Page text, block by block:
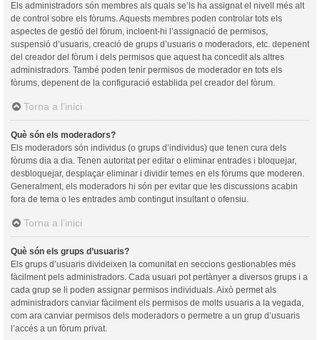
Els administradors són membres als quals se’ls ha assignat el nivell més alt
de control sobre els fòrums. Aquests membres poden controlar tots els
aspectes de gestió del fòrum, incloent-hi l’assignació de permisos,
suspensió d’usuaris, creació de grups d’usuaris o moderadors, etc. depenent
del creador del fòrum i dels permisos que aquest ha concedit als altres
administradors. També poden tenir permisos de moderador en tots els
fòrums, depenent de la configuració establida pel creador del fòrum.
Torna a l’inici
Què són els moderadors?
Els moderadors són individus (o grups d’individus) que tenen cura dels
fòrums dia a dia. Tenen autoritat per editar o eliminar entrades i bloquejar,
desbloquejar, desplaçar eliminar i dividir temes en els fòrums que moderen.
Generalment, els moderadors hi són per evitar que les discussions acabin
fora de tema o les entrades amb contingut insultant o ofensiu.
Torna a l’inici
Què són els grups d’usuaris?
Els grups d’usuaris divideixen la comunitat en seccions gestionables més
fàcilment pels administradors. Cada usuari pot pertànyer a diversos grups i a
cada grup se li poden assignar permisos individuals. Això permet als
administradors canviar fàcilment els permisos de molts usuaris a la vegada,
com ara canviar permisos dels moderadors o permetre a un grup d’usuaris
l’accés a un fòrum privat.